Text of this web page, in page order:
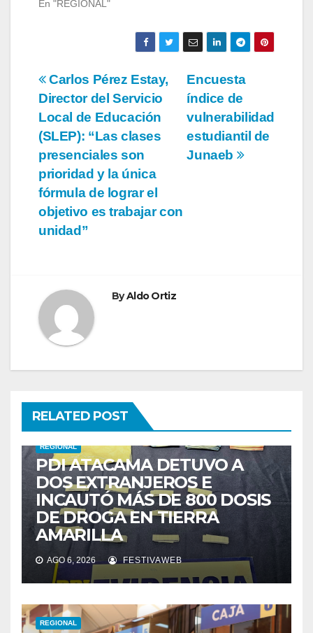
En "REGIONAL"
Navegación
de
entradas
Encuesta
índice de
vulnerabilidad
estudiantil de
Junaeb
Carlos Pérez Estay,
Director del Servicio
Local de Educación
(SLEP): “Las clases
presenciales son
prioridad y la única
fórmula de lograr el
objetivo es trabajar con
unidad”
ByAldo Ortiz
RELATED POST
REGIONAL
PDI ATACAMA DETUVO A
DOS EXTRANJEROS E
INCAUTÓ MÁS DE 800 DOSIS
DE DROGA EN TIERRA
AMARILLA
AGO 6, 2026 FESTIVAWEB
REGIONAL